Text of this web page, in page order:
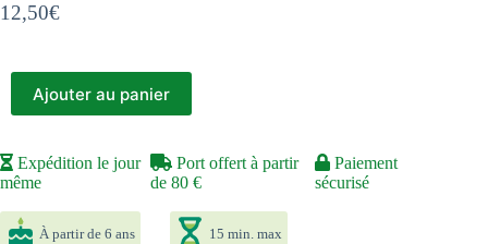
12,50€
Ajouter au panier
Expédition le jour
même
Port offert à partir
de 80 €
Paiement
sécurisé
À partir de 6 ans 15 min. max